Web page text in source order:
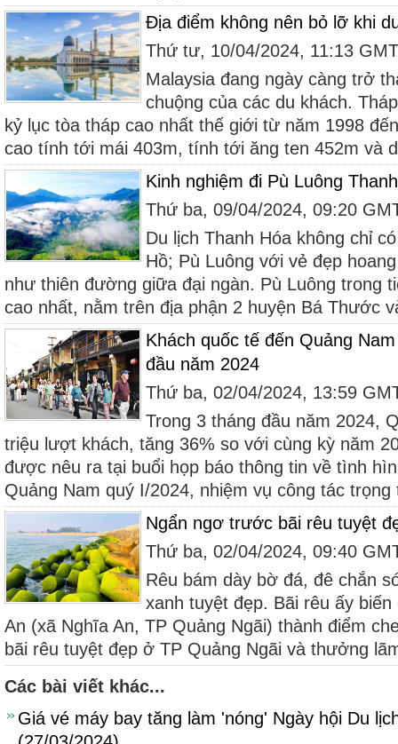
Địa điểm không nên bỏ lỡ khi
Thứ tư, 10/04/2024, 11:13
Malaysia đang ngày càng trở
chuộng của các du khách.
kỷ lục tòa tháp cao nhất thế giới từ năm 1998
cao tính tới mái 403m, tính tới ăng ten 452m và
Kinh nghiệm đi Pù Luông
Thứ ba, 09/04/2024, 09:20
Du lịch Thanh Hóa không chỉ
Hồ; Pù Luông với vẻ đẹp
như thiên đường giữa đại ngàn. Pù Luông trong
cao nhất, nằm trên địa phận 2 huyện Bá Thước
Khách quốc tế đến Quảng
đầu năm 2024
Thứ ba, 02/04/2024, 13:59
Trong 3 tháng đầu năm 2024,
triệu lượt khách, tăng 36% so với cùng kỳ năm
được nêu ra tại buổi họp báo thông tin về tình
Quảng Nam quý I/2024, nhiệm vụ công tác trọng
Ngẩn ngơ trước bãi rêu tuyệt
Thứ ba, 02/04/2024, 09:40
Rêu bám dày bờ đá, đê chắn
xanh tuyệt đẹp. Bãi rêu ấy
An (xã Nghĩa An, TP Quảng Ngãi) thành điểm
bãi rêu tuyệt đẹp ở TP Quảng Ngãi và thưởng
Các bài viết khác...
Giá vé máy bay tăng làm 'nóng' Ngày hội Du